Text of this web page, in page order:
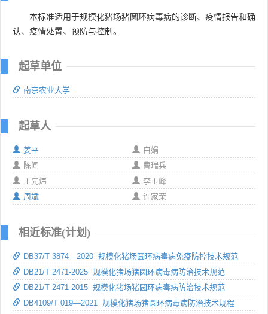
本标准适用于规模化猪场猪圆环病毒病的诊断、疫情报告和确
认、疫情处置、预防与控制。
起草单位
南京农业大学
起草人
姜平
白娟
陈闻
曹瑞兵
王先炜
李玉峰
周斌
许家荣
相近标准(计划)
DB37/T 3874—2020 规模化猪场圆环病毒病免疫防控技术规范
DB21/T 2471-2025 规模化猪场猪圆环病毒病防治技术规范
DB21/T 2471-2015 规模化猪场猪圆环病毒病防治技术规范
DB4109/T 019—2021 规模化猪场猪圆环病毒病防治技术规程